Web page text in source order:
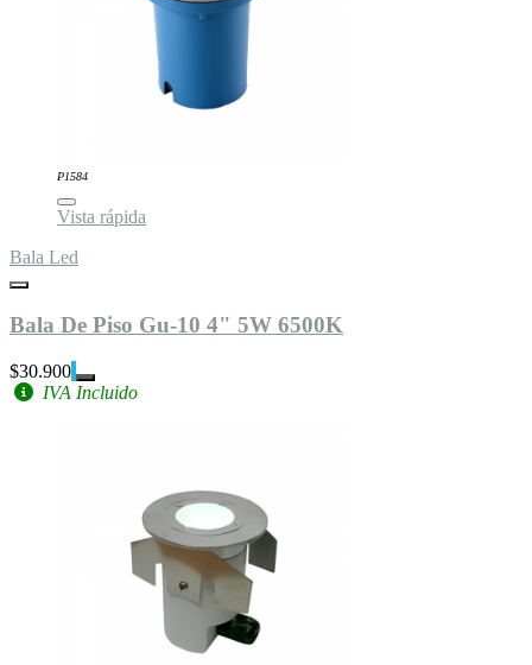
P1584
Vista rápida
Bala Led
Bala De Piso Gu-10 4" 5W 6500K
$30.900
IVA Incluido